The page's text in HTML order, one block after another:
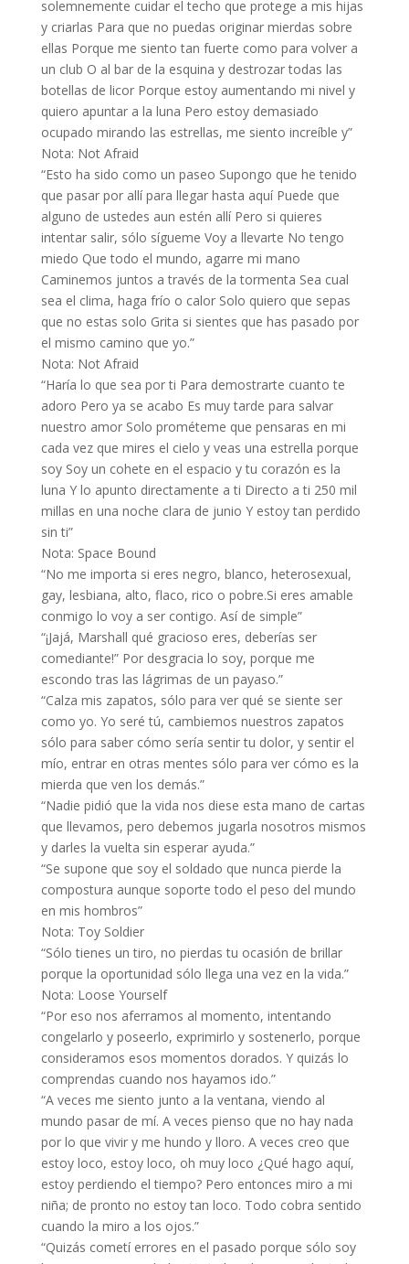
solemnemente cuidar el techo que protege a mis hijas
y criarlas Para que no puedas originar mierdas sobre
ellas Porque me siento tan fuerte como para volver a
un club O al bar de la esquina y destrozar todas las
botellas de licor Porque estoy aumentando mi nivel y
quiero apuntar a la luna Pero estoy demasiado
ocupado mirando las estrellas, me siento increíble y”
Nota: Not Afraid
“Esto ha sido como un paseo Supongo que he tenido
que pasar por allí para llegar hasta aquí Puede que
alguno de ustedes aun estén allí Pero si quieres
intentar salir, sólo sígueme Voy a llevarte No tengo
miedo Que todo el mundo, agarre mi mano
Caminemos juntos a través de la tormenta Sea cual
sea el clima, haga frío o calor Solo quiero que sepas
que no estas solo Grita si sientes que has pasado por
el mismo camino que yo.”
Nota: Not Afraid
“Haría lo que sea por ti Para demostrarte cuanto te
adoro Pero ya se acabo Es muy tarde para salvar
nuestro amor Solo prométeme que pensaras en mi
cada vez que mires el cielo y veas una estrella porque
soy Soy un cohete en el espacio y tu corazón es la
luna Y lo apunto directamente a ti Directo a ti 250 mil
millas en una noche clara de junio Y estoy tan perdido
sin ti”
Nota: Space Bound
“No me importa si eres negro, blanco, heterosexual,
gay, lesbiana, alto, flaco, rico o pobre.Si eres amable
conmigo lo voy a ser contigo. Así de simple”
“¡Jajá, Marshall qué gracioso eres, deberías ser
comediante!” Por desgracia lo soy, porque me
escondo tras las lágrimas de un payaso.”
“Calza mis zapatos, sólo para ver qué se siente ser
como yo. Yo seré tú, cambiemos nuestros zapatos
sólo para saber cómo sería sentir tu dolor, y sentir el
mío, entrar en otras mentes sólo para ver cómo es la
mierda que ven los demás.”
“Nadie pidió que la vida nos diese esta mano de cartas
que llevamos, pero debemos jugarla nosotros mismos
y darles la vuelta sin esperar ayuda.”
“Se supone que soy el soldado que nunca pierde la
compostura aunque soporte todo el peso del mundo
en mis hombros”
Nota: Toy Soldier
“Sólo tienes un tiro, no pierdas tu ocasión de brillar
porque la oportunidad sólo llega una vez en la vida.”
Nota: Loose Yourself
“Por eso nos aferramos al momento, intentando
congelarlo y poseerlo, exprimirlo y sostenerlo, porque
consideramos esos momentos dorados. Y quizás lo
comprendas cuando nos hayamos ido.”
“A veces me siento junto a la ventana, viendo al
mundo pasar de mí. A veces pienso que no hay nada
por lo que vivir y me hundo y lloro. A veces creo que
estoy loco, estoy loco, oh muy loco ¿Qué hago aquí,
estoy perdiendo el tiempo? Pero entonces miro a mi
niña; de pronto no estoy tan loco. Todo cobra sentido
cuando la miro a los ojos.”
“Quizás cometí errores en el pasado porque sólo soy